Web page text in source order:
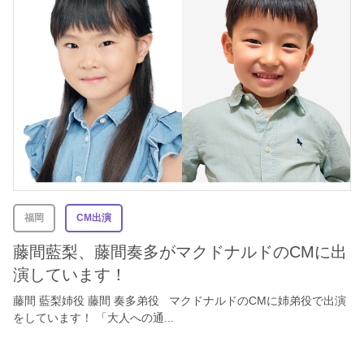
福岡 CM出演
藤間藍梨、藤間奏多がマクドナルドのCMに出
演しています！
藤間 藍梨姉役 藤間 奏多弟役 マクドナルドのCMに姉弟役で出演
をしています！ 「大人への通...